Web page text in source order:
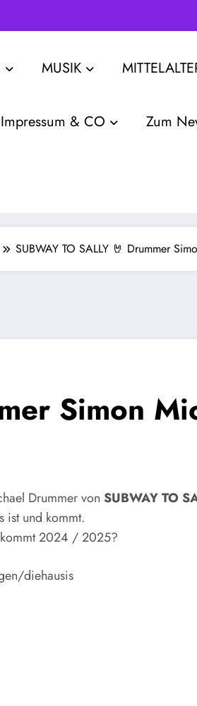
MUSIK
Impressum & CO Zum
SUBWAY TO SALLY 🤘 Drummer
Simon
Drummer von SUBWAY TO
ist und kommt.
kommt 2024 / 2025?
diehausis